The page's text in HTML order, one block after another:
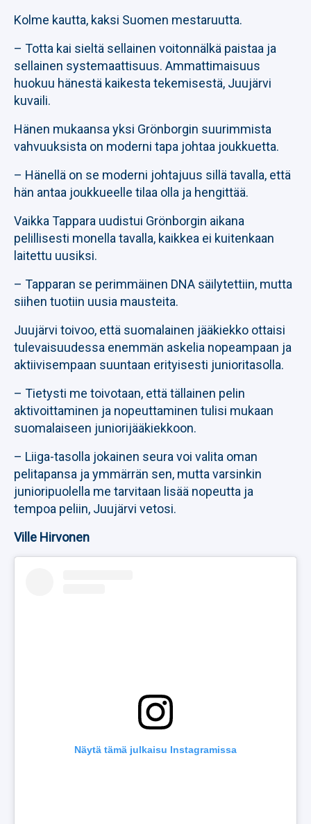
Kolme kautta, kaksi Suomen mestaruutta.
– Totta kai sieltä sellainen voitonnälkä paistaa ja
sellainen systemaattisuus. Ammattimaisuus
huokuu hänestä kaikesta tekemisestä, Juujärvi
kuvaili.
Hänen mukaansa yksi Grönborgin suurimmista
vahvuuksista on moderni tapa johtaa joukkuetta.
– Hänellä on se moderni johtajuus sillä tavalla, että
hän antaa joukkueelle tilaa olla ja hengittää.
Vaikka Tappara uudistui Grönborgin aikana
pelillisesti monella tavalla, kaikkea ei kuitenkaan
laitettu uusiksi.
– Tapparan se perimmäinen DNA säilytettiin, mutta
siihen tuotiin uusia mausteita.
Juujärvi toivoo, että suomalainen jääkiekko ottaisi
tulevaisuudessa enemmän askelia nopeampaan ja
aktiivisempaan suuntaan erityisesti junioritasolla.
– Tietysti me toivotaan, että tällainen pelin
aktivoittaminen ja nopeuttaminen tulisi mukaan
suomalaiseen juniorijääkiekkoon.
– Liiga-tasolla jokainen seura voi valita oman
pelitapansa ja ymmärrän sen, mutta varsinkin
junioripuolella me tarvitaan lisää nopeutta ja
tempoa peliin, Juujärvi vetosi.
Ville Hirvonen
Näytä tämä julkaisu Instagramissa